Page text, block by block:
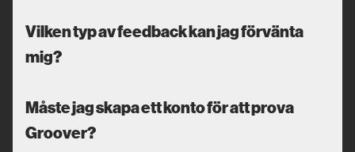
Vilken typ av feedback kan jag förvänta
mig?
Måste jag skapa ett konto för att prova
Groover?